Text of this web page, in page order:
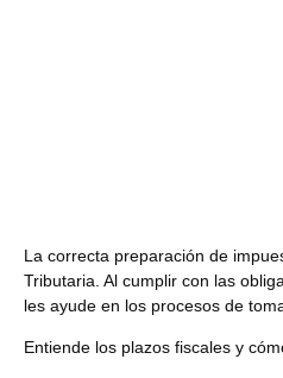
La correcta preparación de
Tributaria. Al cumplir con las
les ayude en los procesos de
Entiende los plazos fiscales y